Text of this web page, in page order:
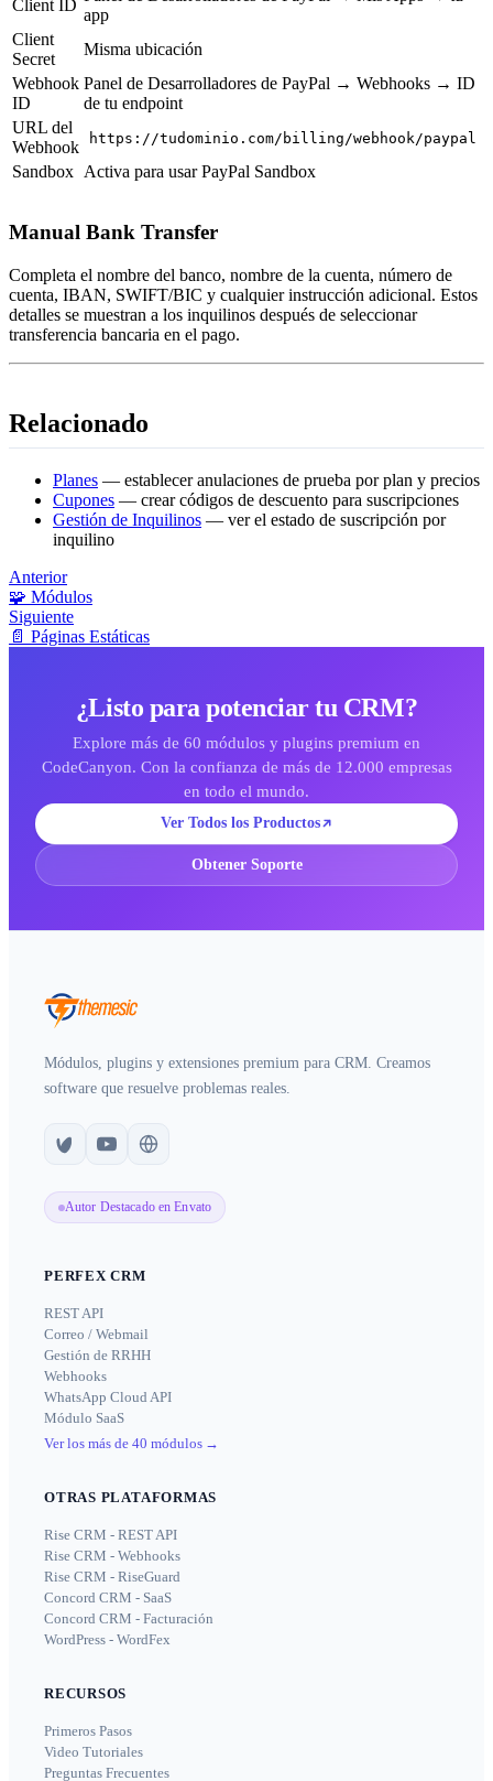
Client ID
app
Client
Secret
Misma ubicación
Webhook
ID
Panel de Desarrolladores de PayPal → Webhooks → ID
de tu endpoint
URL del
Webhook
https://tudominio.com/billing/webhook/paypal
Sandbox Activa para usar PayPal Sandbox
Manual Bank Transfer
Completa el nombre del banco, nombre de la cuenta, número de
cuenta, IBAN, SWIFT/BIC y cualquier instrucción adicional. Estos
detalles se muestran a los inquilinos después de seleccionar
transferencia bancaria en el pago.
Relacionado
Planes — establecer anulaciones de prueba por plan y precios
Cupones — crear códigos de descuento para suscripciones
Gestión de Inquilinos — ver el estado de suscripción por
inquilino
Anterior
🧩 Módulos
Siguiente
📄 Páginas Estáticas
¿Listo para potenciar tu CRM?
Explore más de 60 módulos y plugins premium en
CodeCanyon. Con la confianza de más de 12.000 empresas
en todo el mundo.
Ver Todos los Productos
Obtener Soporte
Módulos, plugins y extensiones premium para CRM. Creamos
software que resuelve problemas reales.
Autor Destacado en Envato
PERFEX CRM
REST API
Correo / Webmail
Gestión de RRHH
Webhooks
WhatsApp Cloud API
Módulo SaaS
Ver los más de 40 módulos →
OTRAS PLATAFORMAS
Rise CRM - REST API
Rise CRM - Webhooks
Rise CRM - RiseGuard
Concord CRM - SaaS
Concord CRM - Facturación
WordPress - WordFex
RECURSOS
Primeros Pasos
Video Tutoriales
Preguntas Frecuentes